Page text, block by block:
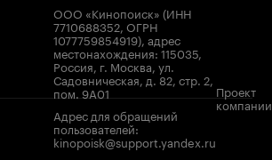
ООО «Кинопоиск» (ИНН
7710688352, ОГРН
1077759854919), адрес
местонахождения: 115035,
Россия, г. Москва, ул.
Садовническая, д. 82, стр. 2,
пом. 9А01
Адрес для обращений
пользователей:
kinopoisk@support.yandex.ru
Проект
компании